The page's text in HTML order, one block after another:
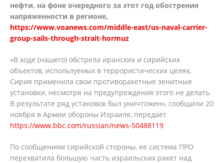
нефти, на фоне очередного за этот год обострения
напряженности в регионе,
https://www.voanews.com/middle-east/us-naval-carrier-
group-sails-through-strait-hormuz
«В ходе (нашего) обстрела иранских и сирийских
объектов, используемых в террористических целях,
Сирия применила свои противоракетные зенитные
установки, несмотря на предупреждения этого не делать.
В результате ряд установок был уничтожен», сообщили 20
ноября в Армии обороны Израиля, передает
https://www.bbc.com/russian/news-50488119
По сообщениям сирийской стороны, ее система ПРО
перехватила большую часть израильских ракет над